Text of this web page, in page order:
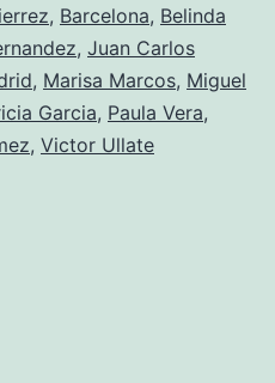
, Barcelona, Belinda
, Juan Carlos
, Marisa Marcos, Miguel
Garcia, Paula Vera,
, Victor Ullate